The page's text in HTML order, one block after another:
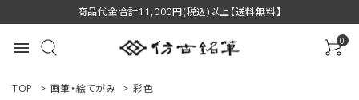
商品代金合計11,000円(税込)以上【送料無料】
menu 0
TOP > 画筆・絵てがみ > 彩色